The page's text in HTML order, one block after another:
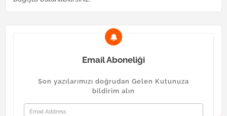
Email Aboneliği
Son yazılarımızı doğrudan Gelen Kutunuza
bildirim alın